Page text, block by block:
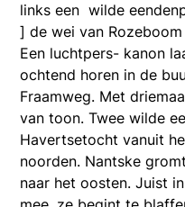
links een wilde
] de wei van Rozeboom
Een luchtpers- kanon
ochtend horen in de
Fraamweg. Met
van toon. Twee wilde
Havertsetocht vanuit
noorden. Nantske
naar het oosten. Juist